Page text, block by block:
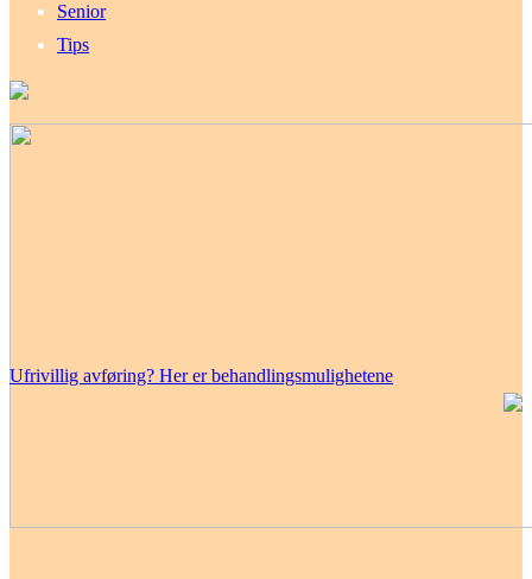
Senior
Tips
Ufrivillig avføring? Her er behandlingsmulighetene